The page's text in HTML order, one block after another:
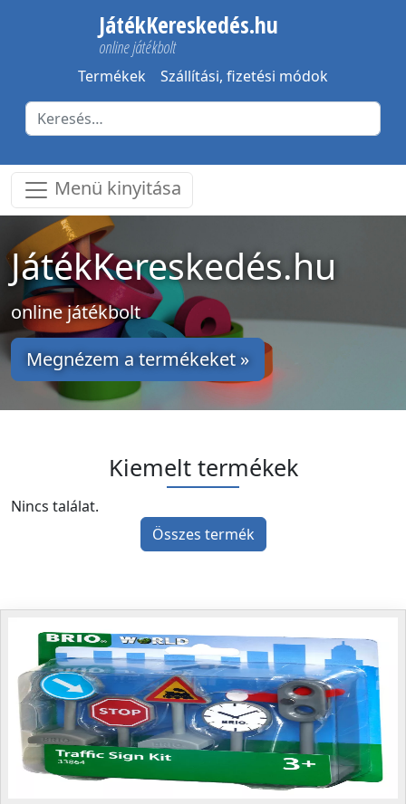
JátékKereskedés.hu
online játékbolt
Termékek Szállítási, fizetési módok
Menü kinyitása
JátékKereskedés.hu
online játékbolt
Megnézem a termékeket »
Kiemelt termékek
Nincs találat.
Összes termék